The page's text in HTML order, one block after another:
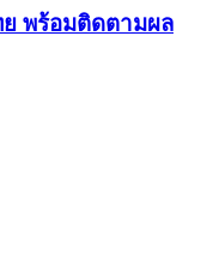
ย พร้อมติดตามผล